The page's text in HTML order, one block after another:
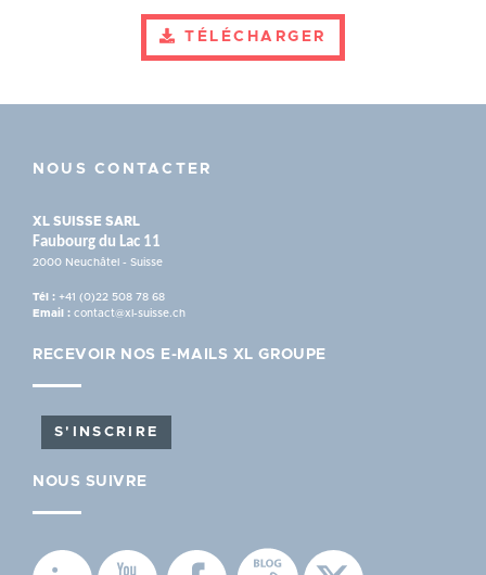
TÉLÉCHARGER
NOUS CONTACTER
XL SUISSE SARL
Faubourg du Lac 11
2000 Neuchâtel - Suisse
Tél : +41 (0)22 508 78 68
Email : contact@xl-suisse.ch
RECEVOIR NOS E-MAILS XL GROUPE
S'INSCRIRE
NOUS SUIVRE